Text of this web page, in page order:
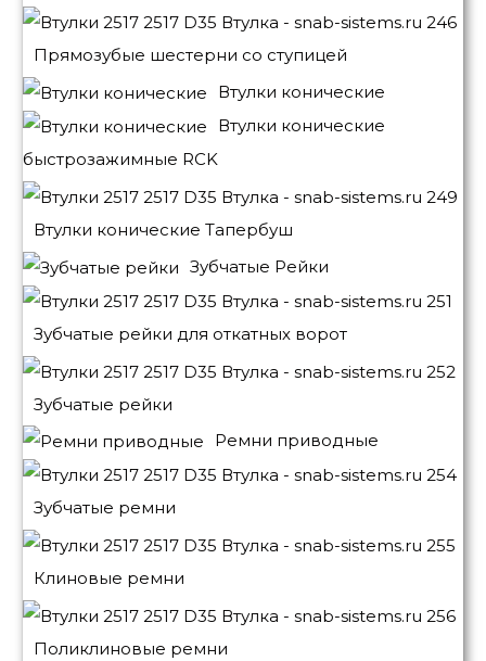
Прямозубые шестерни со ступицей
Втулки конические
Втулки конические
быстрозажимные RCK
Втулки конические Тапербуш
Зубчатые Рейки
Зубчатые рейки для откатных ворот
Зубчатые рейки
Ремни приводные
Зубчатые ремни
Клиновые ремни
Поликлиновые ремни